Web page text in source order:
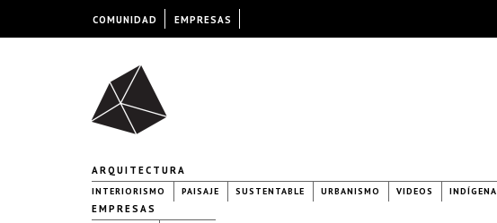
ARQUITECTURA
INTERIORISMO PAISAJE SUSTENTABLE URBANISMO VIDEOS INDÍGENA
EMPRESAS
COMUNIDAD EMPRESAS